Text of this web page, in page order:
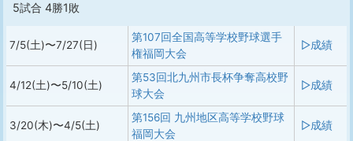
5試合 4勝1敗
7/5(土)〜7/27(日)
第107回全国高等学校野球選手
権福岡大会
▷成績
4/12(土)〜5/10(土)
第53回北九州市長杯争奪高校野
球大会
▷成績
3/20(木)〜4/5(土)
第156回 九州地区高等学校野球
福岡大会
▷成績